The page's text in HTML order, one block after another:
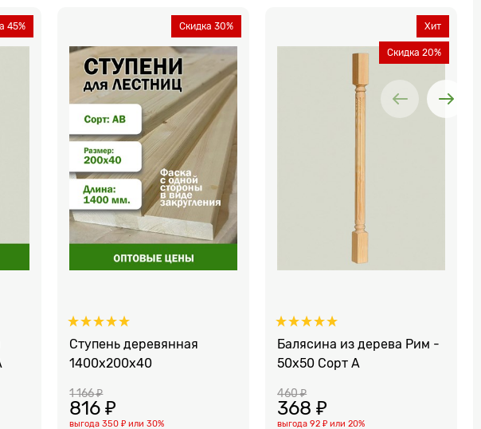
45%
Ступень деревянная
1400x200x40
Скидка 30%
1 166 ₽
816 ₽
выгода350 ₽ или30%
Балясина из дерева Рим -
50x50 Сорт A
Хит
Скидка 20%
460 ₽
368 ₽
выгода92 ₽ или20%